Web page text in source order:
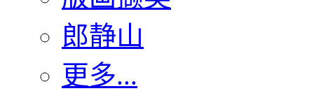
郎静山
更多...